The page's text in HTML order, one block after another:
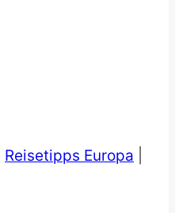
Reisetipps Europa